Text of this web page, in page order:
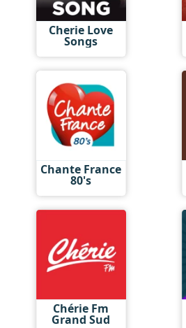
Cherie Love
Songs
Chante France
80's
Chérie Fm
Grand Sud